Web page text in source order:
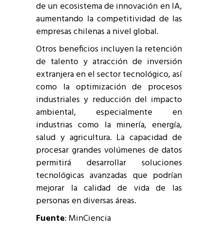
de un ecosistema de innovación en IA,
aumentando la competitividad de las
empresas chilenas a nivel global.
Otros beneficios incluyen la retención
de talento y atracción de inversión
extranjera en el sector tecnológico, así
como la optimización de procesos
industriales y reducción del impacto
ambiental, especialmente en
industrias como la minería, energía,
salud y agricultura. La capacidad de
procesar grandes volúmenes de datos
permitirá desarrollar soluciones
tecnológicas avanzadas que podrían
mejorar la calidad de vida de las
personas en diversas áreas.
Fuente: MinCiencia